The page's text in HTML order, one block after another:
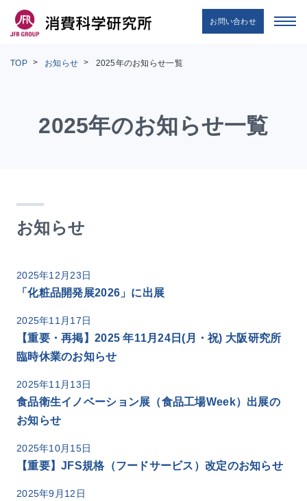
お問い合わせ
TOP お知らせ 2025年のお知らせ一覧
2025年のお知らせ一覧
お知らせ
2025年12月23日
「化粧品開発展2026」に出展
2025年11月17日
【重要・再掲】2025 年11月24日(月・祝) 大阪研究所
臨時休業のお知らせ
2025年11月13日
食品衛生イノベーション展（食品工場Week）出展の
お知らせ
2025年10月15日
【重要】JFS規格（フードサービス）改定のお知らせ
2025年9月12日